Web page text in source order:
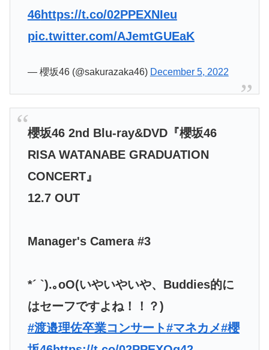
46https://t.co/02PPEXNIeu
pic.twitter.com/AJemtGUEaK
— 櫻坂46 (@sakurazaka46) December 5, 2022
櫻坂46 2nd Blu-ray&DVD『櫻坂46
RISA WATANABE GRADUATION
CONCERT』
12.7 OUT
Manager's Camera #3
*´ `).｡oO(いやいやいや、Buddies的に
はセーフですよね！！？)
#渡邉理佐卒業コンサート#マネカメ#櫻